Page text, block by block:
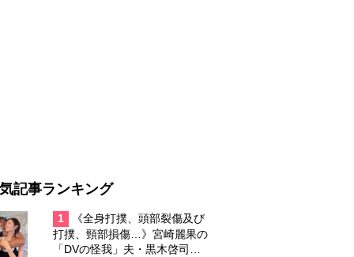
記事ランキング
1
《全身打撲、頭部裂傷及び
打撲、頸部損傷…》宮崎麗果の
「DVの怪我」夫・黒木啓司の